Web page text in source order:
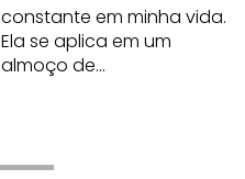
constante em minha vida.
Ela se aplica em um
almoço de…